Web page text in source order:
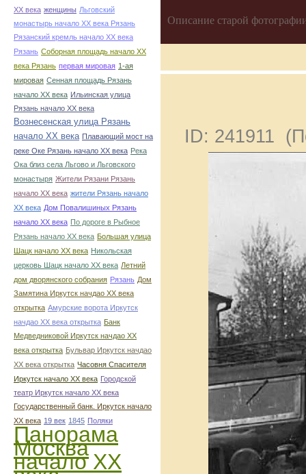
ХХ века женщины Льговский
монастырь начало ХХ века Рязань
Рязанский кремль начало ХХ века
Рязань Соборная площадь начало ХХ
века Рязань первая мировая 1-ая
мировая Сенная площадь Рязань
начало ХХ века Ильинская улица
Рязань начало ХХ века
Вознесенская улица Рязань
начало ХХ века Плавающий мост на
реке Оке Рязань начало ХХ века Река
Ока близ села Льгово и Льговского
монастыря Жители Рязани Рязань
начало ХХ века жители Рязань начало
ХХ века Дом Повалишиных Рязань
начало ХХ века По дороге в Рыбное
Рязань начало ХХ века Большая улица
Шацк начало ХХ века Никольская
церковь Шацк начало ХХ века Летний
дом дворянского собрания Рязань Дом
Замятина Иркутск начдао ХХ века
открытка Амурские ворота Иркутск
начдао ХХ века открытка Банк
Медведниковой Иркутск начдао ХХ
века открытка Бульвар Иркутск начдао
ХХ века открытка Часовня Спасителя
Иркутск начало ХХ века Городской
театр Иркутск начало ХХ века
Государственный банк. Иркутск начало
ХХ века 19 век 1845 Поляки
Панорама
Москва
начало ХХ
Описание старой
ID: 241911